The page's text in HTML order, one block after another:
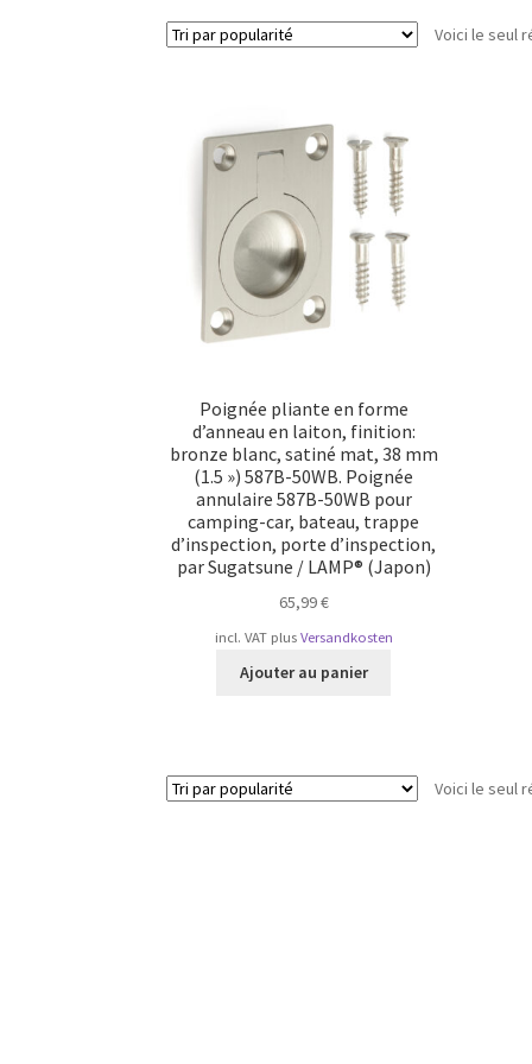
Voici le seul
Poignée pliante en forme
d’anneau en laiton, finition:
bronze blanc, satiné mat, 38 mm
(1.5 ») 587B-50WB. Poignée
annulaire 587B-50WB pour
camping-car, bateau, trappe
d’inspection, porte d’inspection,
par Sugatsune / LAMP® (Japon)
65,99€
incl. VAT plus Versandkosten
Ajouter au panier
Voici le seul